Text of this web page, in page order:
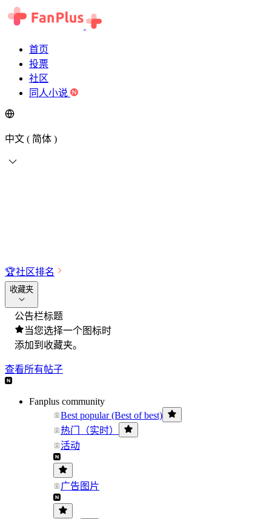
首页
投票
社区
同人小说
中文 ( 简体 )
🏆社区排名
收藏夹
公告栏标题
当您选择一个图标时
添加到收藏夹。
查看所有帖子
Fanplus community
Best popular (Best of best)
热门（实时）
活动
广告图片